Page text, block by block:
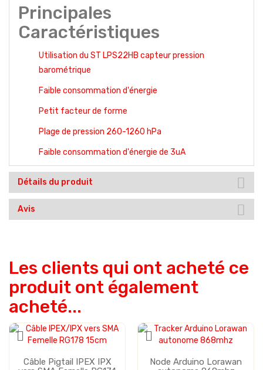
Principales
Caractéristiques
Utilisation du ST LPS22HB capteur pression
barométrique
Faible consommation d'énergie
Petit facteur de forme
Plage de pression 260-1260 hPa
Faible consommation d'énergie de 3uA
Détails du produit
Avis
Les clients qui ont acheté ce
produit ont également
acheté...
Câble Pigtail IPEX IPX
Node Arduino Lorawan